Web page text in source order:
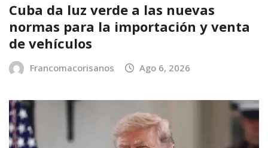
Cuba da luz verde a las nuevas
normas para la importación y venta
de vehículos
Francomacorisanos Ago 6, 2026